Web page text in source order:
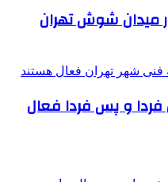
میدان شوش تهران
فردا و پس فردا فعال